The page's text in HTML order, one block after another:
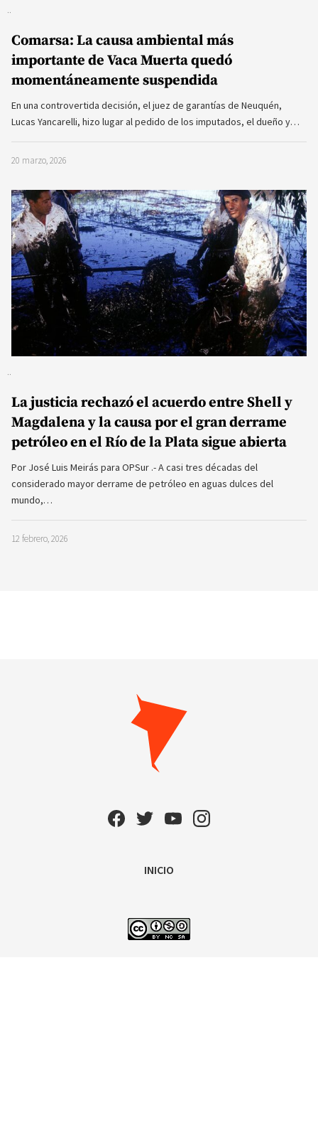
Comarsa: La causa ambiental más
importante de Vaca Muerta quedó
momentáneamente suspendida
En una controvertida decisión, el juez de garantías de Neuquén,
Lucas Yancarelli, hizo lugar al pedido de los imputados, el dueño y…
20 marzo, 2026
La justicia rechazó el acuerdo entre Shell y
Magdalena y la causa por el gran derrame
petróleo en el Río de la Plata sigue abierta
Por José Luis Meirás para OPSur .- A casi tres décadas del
considerado mayor derrame de petróleo en aguas dulces del
mundo,…
12 febrero, 2026
INICIO